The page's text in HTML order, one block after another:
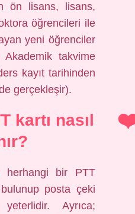
ön lisans, lisans,
öğrencileri ile
yeni öğrenciler
Akademik takvime
kayıt tarihinden
gerçekleşir).
kartı nasıl
herhangi bir PTT
posta çeki
Ayrıca;